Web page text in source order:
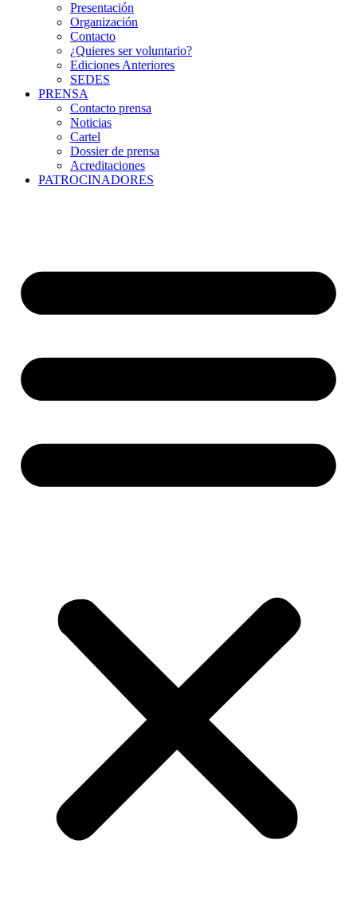
Presentación
Organización
Contacto
¿Quieres ser voluntario?
Ediciones Anteriores
SEDES
PRENSA
Contacto prensa
Noticias
Cartel
Dossier de prensa
Acreditaciones
PATROCINADORES